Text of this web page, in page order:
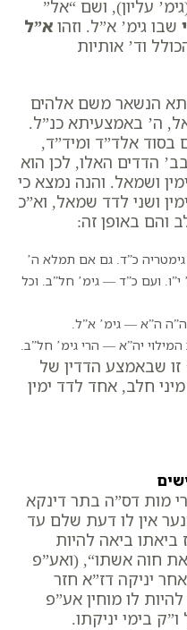
עליון), ושם “אל”
שבו גימ’ א”ל. וזהו א”ל
וד’ אותיות
הנשאר משם אלהים
ה’ באמצעיתא כנ”ל.
בסוד אלד”ד ומיד”ד,
הדדים האלו, לכן הוא
ושמאל. והנה נמצא כי
ושני לדד שמאל, וא”כ
והם באופן זה:
כ”ד. גם אם תמלא ה’
י”ו. ועם כ”ד — גימ’ חל”ב. וכל
ה”ה ה”א — גימ’ א”ל.
המילוי יה”א — הרי גימ’ חל”ב.
זו שבאמצע הדדין של
חלב, אחד לדד ימין
מות דס”ה בתר דינקא
אין לו דעת שלם עד
ביאתו ביאה להיות
חוה אשתו“, (ואע”פ
יניקה דז”א חזר
לו מוחין אע”פ
בימי יניקתו.